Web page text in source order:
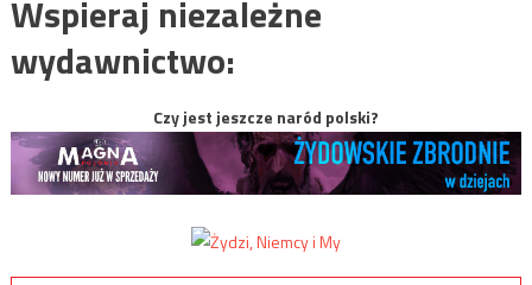
Wspieraj niezależne
wydawnictwo:
Czy jest jeszcze naród polski?